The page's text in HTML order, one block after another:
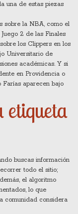
una de estas piezas
sobre la NBA, como el
2 de las Finales
los Clippers en los
Universitario de
académicas. Y si
en Providencia o
aparecen bajo
etiqueta
buscas información
todo el sitio;
el algoritmo
lo que
comunidad considera